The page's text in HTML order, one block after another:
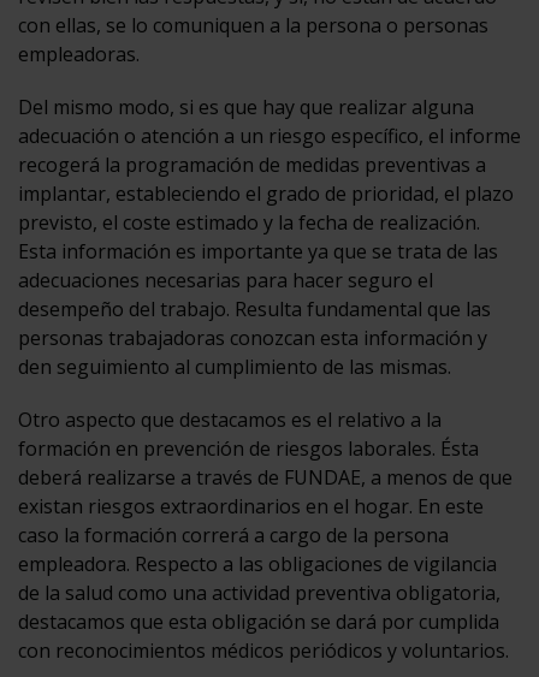
con ellas, se lo comuniquen a la persona o personas
empleadoras.
Del mismo modo, si es que hay que realizar alguna
adecuación o atención a un riesgo específico, el informe
recogerá la programación de medidas preventivas a
implantar, estableciendo el grado de prioridad, el plazo
previsto, el coste estimado y la fecha de realización.
Esta información es importante ya que se trata de las
adecuaciones necesarias para hacer seguro el
desempeño del trabajo. Resulta fundamental que las
personas trabajadoras conozcan esta información y
den seguimiento al cumplimiento de las mismas.
Otro aspecto que destacamos es el relativo a la
formación en prevención de riesgos laborales. Ésta
deberá realizarse a través de FUNDAE, a menos de que
existan riesgos extraordinarios en el hogar. En este
caso la formación correrá a cargo de la persona
empleadora. Respecto a las obligaciones de vigilancia
de la salud como una actividad preventiva obligatoria,
destacamos que esta obligación se dará por cumplida
con reconocimientos médicos periódicos y voluntarios.